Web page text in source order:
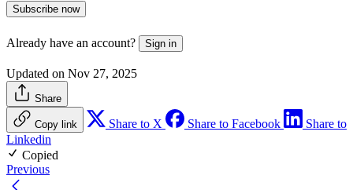
Subscribe now
Already have an account? Sign in
Updated on Nov 27, 2025
Share
Copy link Share to X Share to Facebook
Share to
Linkedin
Copied
Previous